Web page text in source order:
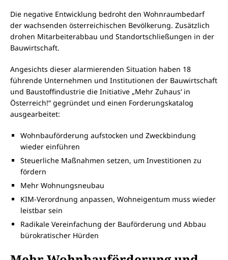
Die negative Entwicklung bedroht den Wohnraumbedarf
der wachsenden österreichischen Bevölkerung. Zusätzlich
drohen Mitarbeiterabbau und Standortschließungen in der
Bauwirtschaft.
Angesichts dieser alarmierenden Situation haben 18
führende Unternehmen und Institutionen der Bauwirtschaft
und Baustoffindustrie die Initiative „Mehr Zuhaus‘ in
Österreich!“ gegründet und einen Forderungskatalog
ausgearbeitet:
Wohnbauförderung aufstocken und Zweckbindung
wieder einführen
Steuerliche Maßnahmen setzen, um Investitionen zu
fördern
Mehr Wohnungsneubau
KIM-Verordnung anpassen, Wohneigentum muss wieder
leistbar sein
Radikale Vereinfachung der Bauförderung und Abbau
bürokratischer Hürden